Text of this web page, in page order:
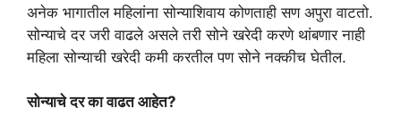
अनेक भागातील महिलांना सोन्याशिवाय कोणताही सण अपुरा वाटतो.
सोन्याचे दर जरी वाढले असले तरी सोने खरेदी करणे थांबणार नाही
महिला सोन्याची खरेदी कमी करतील पण सोने नक्कीच घेतील.
सोन्याचे दर का वाढत आहेत?